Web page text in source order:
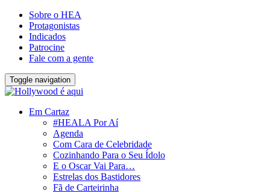
Sobre o HEA
Protagonistas
Indicados
Patrocine
Fale com a gente
Toggle navigation
Em Cartaz
#HEALA Por Aí
Agenda
Com Cara de Celebridade
Cozinhando Para o Seu Ídolo
E o Oscar Vai Para…
Estrelas dos Bastidores
Fã de Carteirinha